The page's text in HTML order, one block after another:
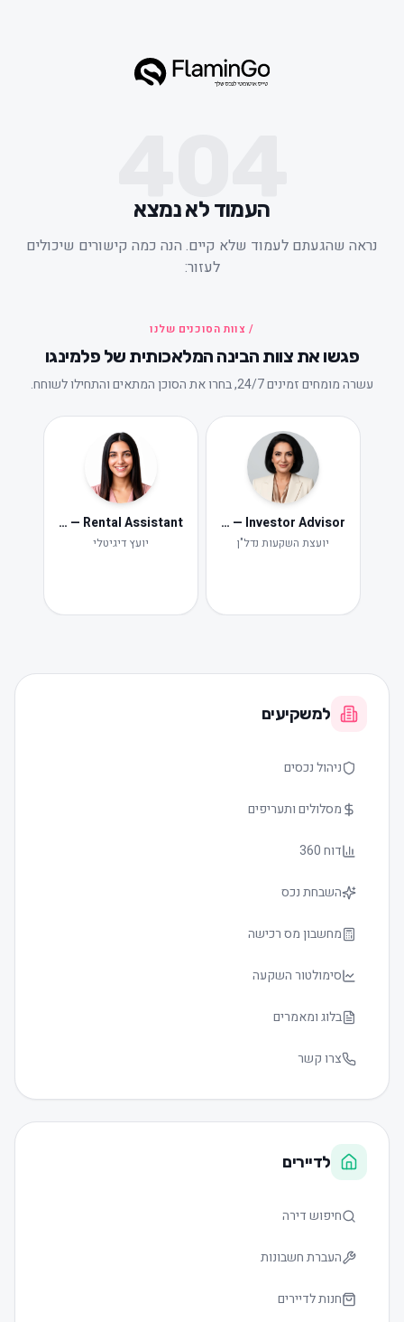
העמוד לא נמצא
שהגעתם לעמוד שלא קיים. הנה כמה קישורים שיכולים
לעזור:
/ צוות הסוכנים שלנו
פגשו את צוות הבינה המלאכותית של פלמינגו
עשרה מומחים זמינים 24/7, בחרו את הסוכן המתאים והתחילו לשוחח.
Iris — Investor Advisor
יועצת השקעות נדל"ן
Neta — Rental Assistant
יועץ דיגיטלי
למשקיעים
ניהול נכסים
מסלולים ותעריפים
דוח 360
השבחת נכס
מחשבון מס רכישה
סימולטור השקעה
בלוג ומאמרים
צרו קשר
לדיירים
חיפוש דירה
העברת חשבונות
חנות לדיירים